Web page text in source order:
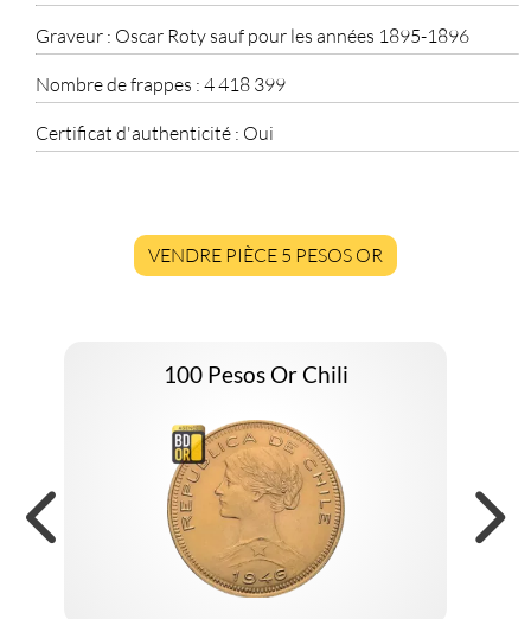
Graveur : Oscar Roty sauf pour les années 1895-1896
Nombre de frappes : 4 418 399
Certificat d'authenticité : Oui
VENDRE PIÈCE 5 PESOS OR
100 Pesos Or Chili